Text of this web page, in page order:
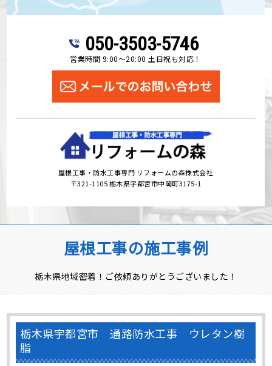
050-3503-5746
営業時間 9:00～20:00 土日祝も対応！
屋根工事・防水工事専門 リフォームの森株式会社
〒321-1105 栃木県宇都宮市中岡町3175-1
屋根工事の施工事例
栃木県地域密着！ご依頼ありがとうございました！
栃木県宇都宮市 通路防水工事 ウレタン樹
脂